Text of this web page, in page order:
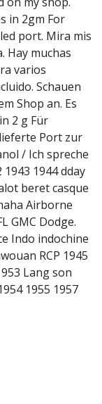
in 2gm For
port. Mira mis
Hay muchas
varios
Schauen
Shop an. Es
2 g Für
Port zur
/ Ich spreche
1943 1944 dday
beret casque
Airborne
GMC Dodge.
Indo indochine
RCP 1945
Lang son
1955 1957